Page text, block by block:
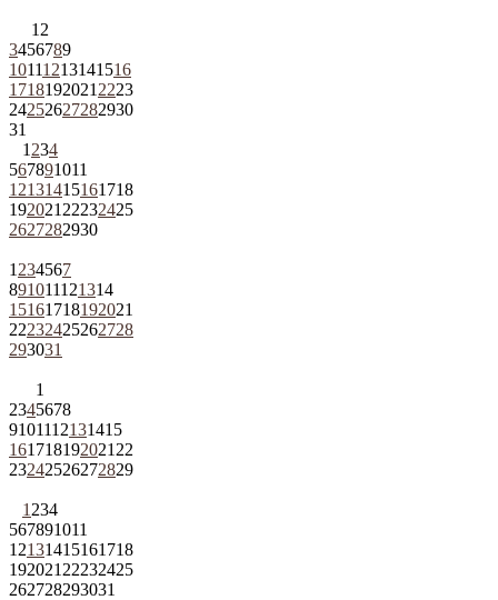
1 2
3456789
10111213141516
1718192021 2223
24252627282930
31
1 234
567891011
12131415161718
192021 22232425
2627282930
1 234567
891011121314
15161718192021
22232425262728
293031
1
2345678
9101112131415
161718192021 22
23242526272829
1 234
567891011
12131415161718
192021 22232425
262728293031